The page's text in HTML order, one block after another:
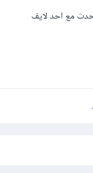
مع احد لايف